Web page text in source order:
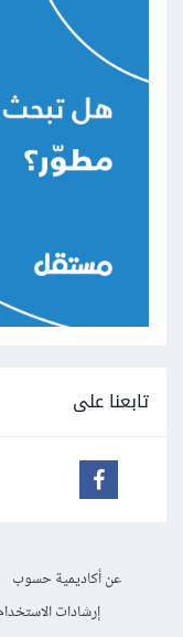
تابعنا على
عن أكاديمية حسوب
إرشادات الاستخدام